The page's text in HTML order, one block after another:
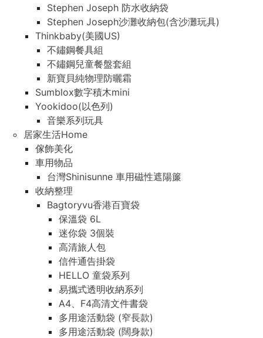
Stephen Joseph 防水收納袋
Stephen Joseph沙灘收納包(含沙灘玩具)
Thinkbaby(美國US)
不鏽鋼餐具組
不鏽鋼兒童餐盤套組
新寶貝純物理防曬霜
Sumblox數字積木mini
Yookidoo(以色列)
音樂系列玩具
居家生活Home
傢飾美化
車用物品
台灣Shinisunne 車用磁性遮陽簾
收納整理
Bagtoryvu香港百寶袋
保溫袋 6L
迷你袋 3個裝
高清旅人包
信件通告掛袋
HELLO 童袋系列
易攜式透明收納系列
A4、F4高清文件書袋
多用途活動袋 (窄長款)
多用途活動袋 (闊身款)